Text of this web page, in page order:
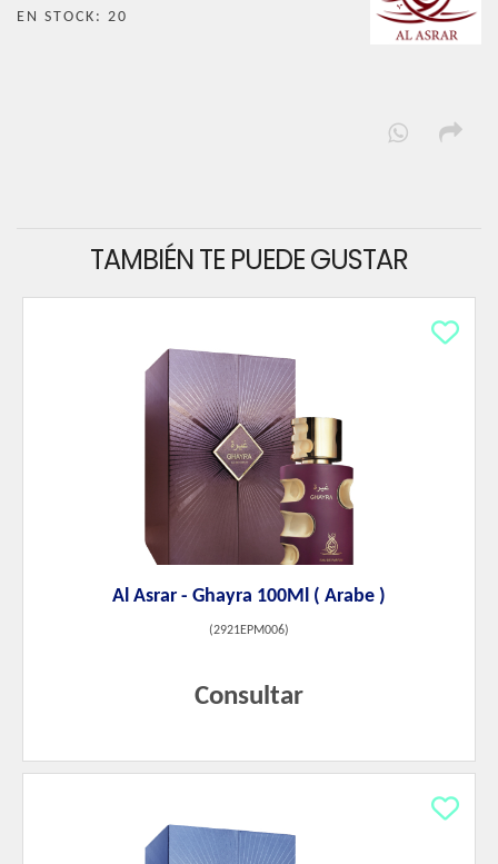
EN STOCK: 20
TAMBIÉN TE PUEDE GUSTAR
Al Asrar - Ghayra 100Ml ( Arabe )
(2921EPM006)
Consultar